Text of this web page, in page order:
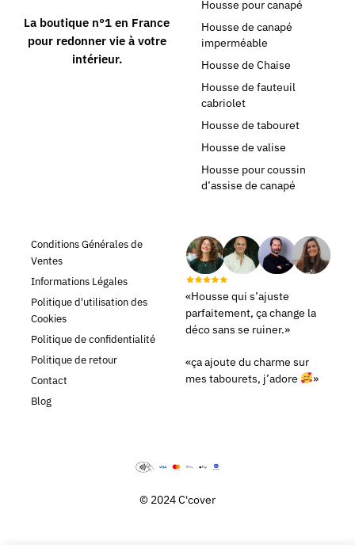
La boutique n°1 en France
pour redonner vie à votre
intérieur.
Housse pour canapé
Housse de canapé
imperméable
Housse de Chaise
Housse de fauteuil
cabriolet
Housse de tabouret
Housse de valise
Housse pour coussin
d’assise de canapé
Conditions Générales de
Ventes
Informations Légales
Politique d'utilisation des
Cookies
Politique de confidentialité
Politique de retour
Contact
Blog
«Housse qui s’ajuste
parfaitement, ça change la
déco sans se ruiner.»
«ça ajoute du charme sur
mes tabourets, j’adore
»
© 2024 C'cover